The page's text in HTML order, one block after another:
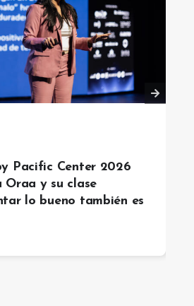
Pacific Center 2026
Oraa y su clase
lo bueno también es